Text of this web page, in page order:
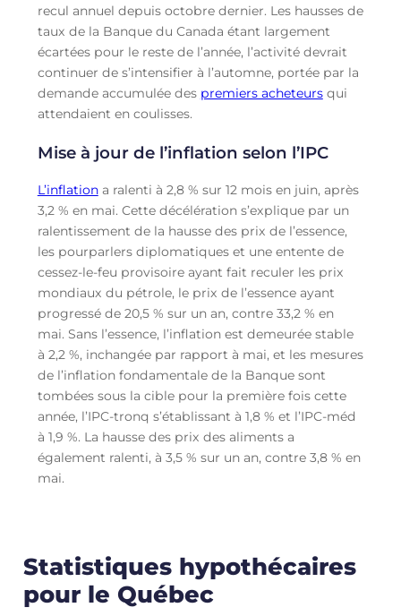
recul annuel depuis octobre dernier. Les hausses de
taux de la Banque du Canada étant largement
écartées pour le reste de l’année, l’activité devrait
continuer de s’intensifier à l’automne, portée par la
demande accumulée des premiers acheteursqui
attendaient en coulisses.
Mise à jour de l’inflation selon l’IPC
L’inflationa ralenti à 2,8 % sur 12 mois en juin, après
3,2 % en mai. Cette décélération s’explique par un
ralentissement de la hausse des prix de l’essence,
les pourparlers diplomatiques et une entente de
cessez-le-feu provisoire ayant fait reculer les prix
mondiaux du pétrole, le prix de l’essence ayant
progressé de 20,5 % sur un an, contre 33,2 % en
mai. Sans l’essence, l’inflation est demeurée stable
à 2,2 %, inchangée par rapport à mai, et les mesures
de l’inflation fondamentale de la Banque sont
tombées sous la cible pour la première fois cette
année, l’IPC-tronq s’établissant à 1,8 % et l’IPC-méd
à 1,9 %. La hausse des prix des aliments a
également ralenti, à 3,5 % sur un an, contre 3,8 % en
mai.
Statistiques hypothécaires
pour le Québec